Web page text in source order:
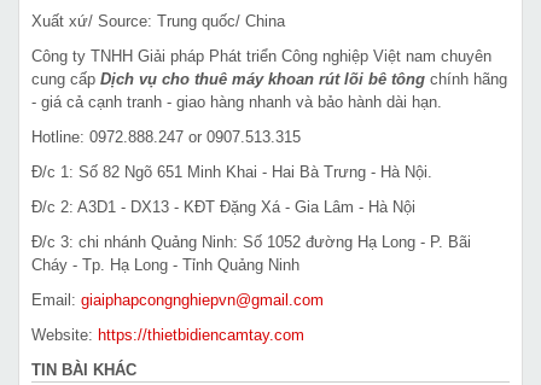
Xuất xứ/ Source: Trung quốc/ China
Công ty TNHH Giải pháp Phát triển Công nghiệp Việt nam chuyên
cung cấp Dịch vụ cho thuê máy khoan rút lõi bê tông chính hãng
- giá cả cạnh tranh - giao hàng nhanh và bảo hành dài hạn.
Hotline: 0972.888.247 or 0907.513.315
Đ/c 1: Số 82 Ngõ 651 Minh Khai - Hai Bà Trưng - Hà Nội.
Đ/c 2: A3D1 - DX13 - KĐT Đặng Xá - Gia Lâm - Hà Nội
Đ/c 3: chi nhánh Quảng Ninh: Số 1052 đường Hạ Long - P. Bãi
Cháy - Tp. Hạ Long - Tỉnh Quảng Ninh
Email: giaiphapcongnghiepvn@gmail.com
Website: https://thietbidiencamtay.com
TIN BÀI KHÁC